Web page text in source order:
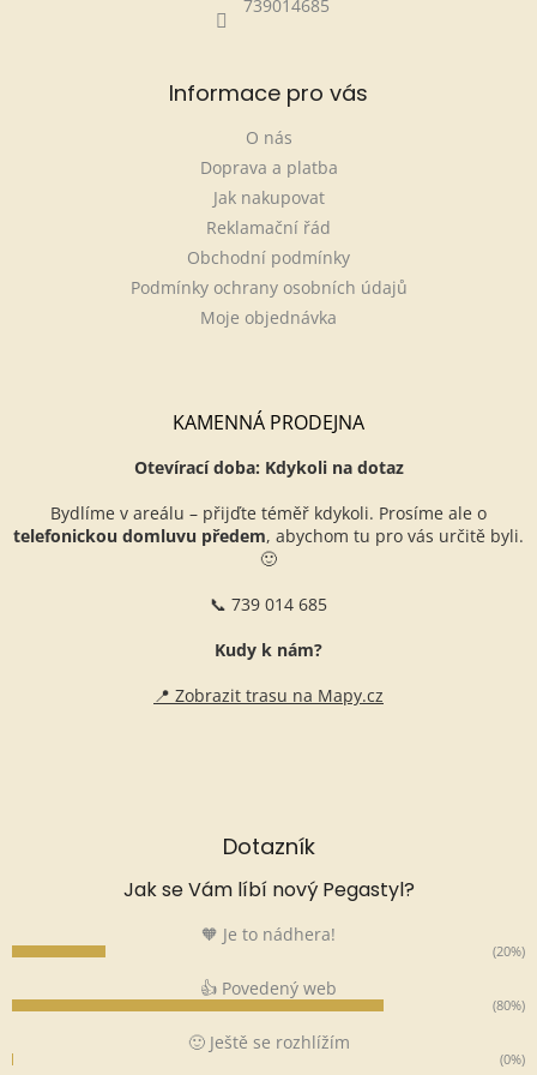
739014685
Informace pro vás
O nás
Doprava a platba
Jak nakupovat
Reklamační řád
Obchodní podmínky
Podmínky ochrany osobních údajů
Moje objednávka
KAMENNÁ PRODEJNA
Otevírací doba: Kdykoli na dotaz
Bydlíme v areálu – přijďte téměř kdykoli. Prosíme ale o
telefonickou domluvu předem, abychom tu pro vás určitě byli.
🙂
📞 739 014 685
Kudy k nám?
📍 Zobrazit trasu na Mapy.cz
Dotazník
Jak se Vám líbí nový Pegastyl?
🧡 Je to nádhera!
(20%)
👍 Povedený web
(80%)
🙂 Ještě se rozhlížím
(0%)